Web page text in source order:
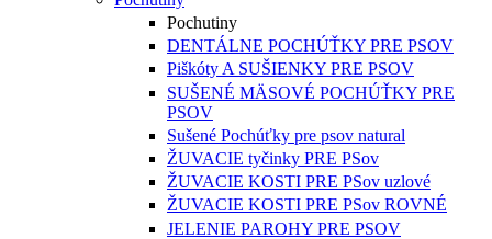
Pochutiny
DENTÁLNE POCHÚŤKY PRE PSOV
Piškóty A SUŠIENKY PRE PSOV
SUŠENÉ MÄSOVÉ POCHÚŤKY PRE
PSOV
Sušené Pochúťky pre psov natural
ŽUVACIE tyčinky PRE PSov
ŽUVACIE KOSTI PRE PSov uzlové
ŽUVACIE KOSTI PRE PSov ROVNÉ
JELENIE PAROHY PRE PSOV